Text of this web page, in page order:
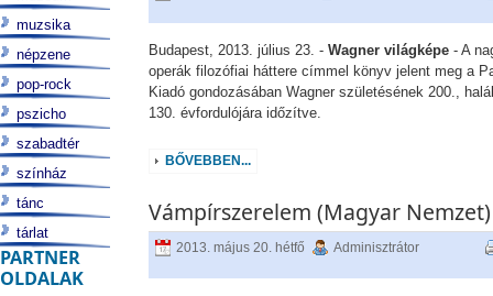
Budapest, 2013. július 23. - Wagner világképe - A
operák filozófiai háttere címmel könyv jelent meg a
Kiadó gondozásában Wagner születésének 200.,
130. évfordulójára időzítve.
BŐVEBBEN...
Vámpírszerelem (Magyar Nemzet)
2013. május 20. hétfő Adminisztrátor
muzsika
népzene
pop-rock
pszicho
szabadtér
színház
tánc
tárlat
PARTNER
OLDALAK